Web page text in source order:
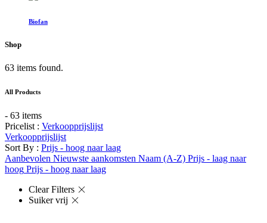
Biofan
Shop
63 items found.
All Products
- 63 items
Pricelist : Verkoopprijslijst
Verkoopprijslijst
Sort By : Prijs - hoog naar laag
Aanbevolen Nieuwste aankomsten Naam (A-Z) Prijs - laag naar
hoog Prijs - hoog naar laag
Clear Filters
Suiker vrij